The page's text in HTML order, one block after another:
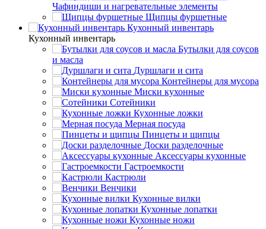
Чафиндиши и нагревательные элементы
Щипцы фуршетные
Кухонный инвентарь
Кухонный инвентарь
Бутылки для соусов
и масла
Дуршлаги и сита
Контейнеры для мусора
Миски кухонные
Сотейники
Кухонные ложки
Мерная посуда
Пинцеты и щипцы
Доски разделочные
Аксессуары кухонные
Гастроемкости
Кастрюли
Венчики
Кухонные вилки
Кухонные лопатки
Кухонные ножи